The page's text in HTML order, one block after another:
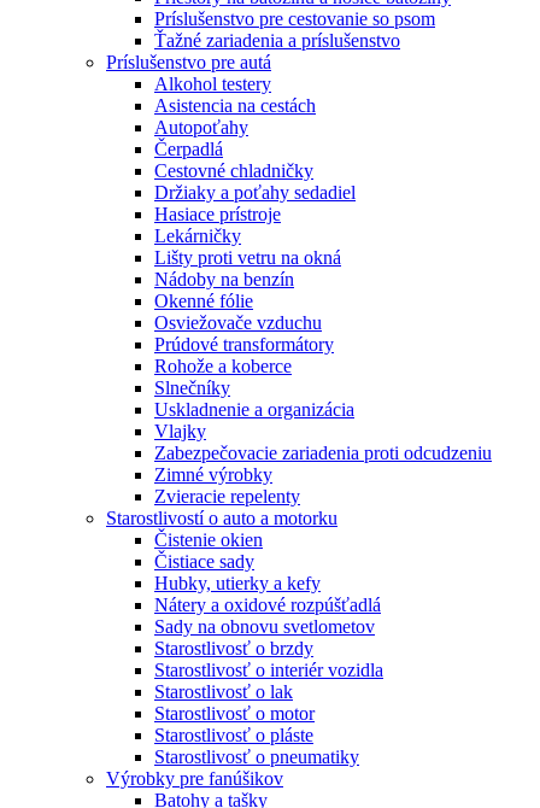
Príslušenstvo pre cestovanie so psom
Ťažné zariadenia a príslušenstvo
Príslušenstvo pre autá
Alkohol testery
Asistencia na cestách
Autopoťahy
Čerpadlá
Cestovné chladničky
Držiaky a poťahy sedadiel
Hasiace prístroje
Lekárničky
Lišty proti vetru na okná
Nádoby na benzín
Okenné fólie
Osviežovače vzduchu
Prúdové transformátory
Rohože a koberce
Slnečníky
Uskladnenie a organizácia
Vlajky
Zabezpečovacie zariadenia proti odcudzeniu
Zimné výrobky
Zvieracie repelenty
Starostlivostí o auto a motorku
Čistenie okien
Čistiace sady
Hubky, utierky a kefy
Nátery a oxidové rozpúšťadlá
Sady na obnovu svetlometov
Starostlivosť o brzdy
Starostlivosť o interiér vozidla
Starostlivosť o lak
Starostlivosť o motor
Starostlivosť o pláste
Starostlivosť o pneumatiky
Výrobky pre fanúšikov
Batohy a tašky